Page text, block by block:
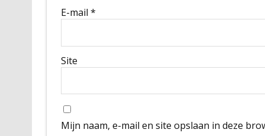
E-mail *
Site
Mijn naam, e-mail en site opslaan in deze